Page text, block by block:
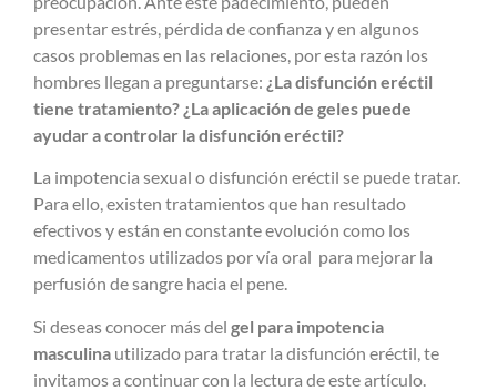
presentar estrés, pérdida de confianza y en algunos
casos problemas en las relaciones, por esta razón los
hombres llegan a preguntarse: ¿La disfunción eréctil
tiene tratamiento? ¿La aplicación de geles puede
ayudar a controlar la disfunción eréctil?
La impotencia sexual o disfunción eréctil se puede tratar.
Para ello, existen tratamientos que han resultado
efectivos y están en constante evolución como los
medicamentos utilizados por vía oral para mejorar la
perfusión de sangre hacia el pene.
Si deseas conocer más del gel para impotencia
masculina utilizado para tratar la disfunción eréctil, te
invitamos a continuar con la lectura de este artículo.